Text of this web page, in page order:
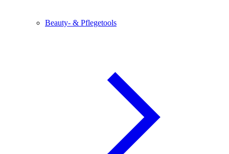
Beauty- & Pflegetools